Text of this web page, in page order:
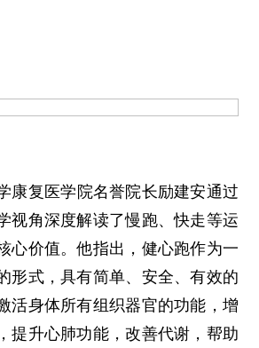
复医学院名誉院长励建安通过
视角深度解读了慢跑、快走等运
心价值。他指出，健心跑作为一
形式，具有简单、安全、有效的
活身体所有组织器官的功能，增
提升心肺功能，改善代谢，帮助